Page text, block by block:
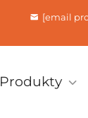
[email
Produkty